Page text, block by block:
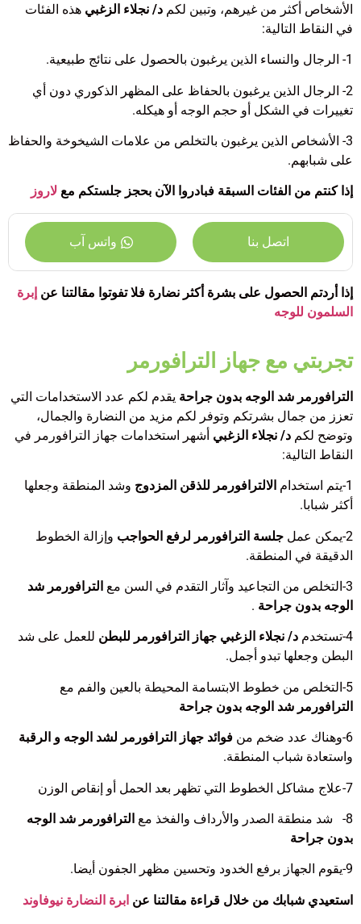
الأشخاص أكثر من غيرهم، وتبين لكم د/ نجلاء الزغبي هذه الفئات
في النقاط التالية:
1- الرجال والنساء الذين يرغبون بالحصول على نتائج طبيعية.
2- الرجال الذين يرغبون بالحفاظ على المظهر الذكوري دون أي
تغييرات في الشكل أو حجم الوجه أو هيكله.
3- الأشخاص الذين يرغبون بالتخلص من علامات الشيخوخة والحفاظ
على شبابهم.
إذا كنتم من الفئات السبقة فبادروا الآن بحجز جلستكم مع لاروز
اتصل بنا واتس آب
إذا أردتم الحصول على بشرة أكثر نضارة فلا تفوتوا مقالتنا عن إبرة
السلمون للوجه
تجربتي مع جهاز الترافورمر
الترافورمر شد الوجه بدون جراحة يقدم لكم عدد الاستخدامات التي
تعزز من جمال بشرتكم وتوفر لكم مزيد من النضارة والجمال،
وتوضح لكم د/ نجلاء الزغبي أشهر استخدامات جهاز الترافورمر في
النقاط التالية:
1- يتم استخدام الالترافورمر للذقن المزدوج وشد المنطقة وجعلها
أكثر شبابا.
2- يمكن عمل جلسة الترافورمر لرفع الحواجب وإزالة الخطوط
الدقيقة في المنطقة.
3- التخلص من التجاعيد وآثار التقدم في السن مع الترافورمر شد
الوجه بدون جراحة .
4- تستخدم د/ نجلاء الزغبي جهاز الترافورمر للبطن للعمل على شد
البطن وجعلها تبدو أجمل.
5- التخلص من خطوط الابتسامة المحيطة بالعين والفم مع
الترافورمر شد الوجه بدون جراحة
6- وهناك عدد ضخم من فوائد جهاز الترافورمر لشد الوجه و الرقبة
واستعادة شباب المنطقة.
7- علاج مشاكل الخطوط التي تظهر بعد الحمل أو إنقاص الوزن
8- شد منطقة الصدر والأرداف والفخذ مع الترافورمر شد الوجه
بدون جراحة
9- يقوم الجهاز برفع الخدود وتحسين مظهر الجفون أيضا.
استعيدي شبابك من خلال قراءة مقالتنا عن ابرة النضارة نيوفاوند